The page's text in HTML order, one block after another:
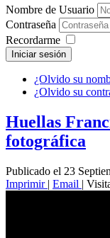
Nombre de Usuario
Contraseña
Recordarme
Iniciar sesión
¿Olvido su
¿Olvido su
Huellas
fotográfica
Publicado el 23
Imprimir | Email |